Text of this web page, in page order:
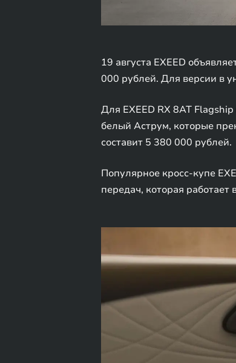
19 августа EXEED
000 рублей. Для версии в
Для EXEED RX 8AT
белый Аструм, которые
составит 5 380 000 рублей.
Популярное кросс-купе
передач, которая